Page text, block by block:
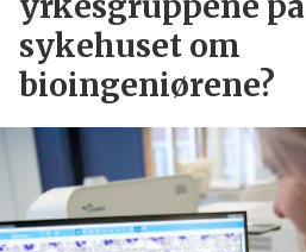
sykehuset om
bioingeniørene?